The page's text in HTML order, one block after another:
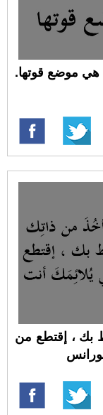
هي موضع قوتها.
بك ، إقتطع من